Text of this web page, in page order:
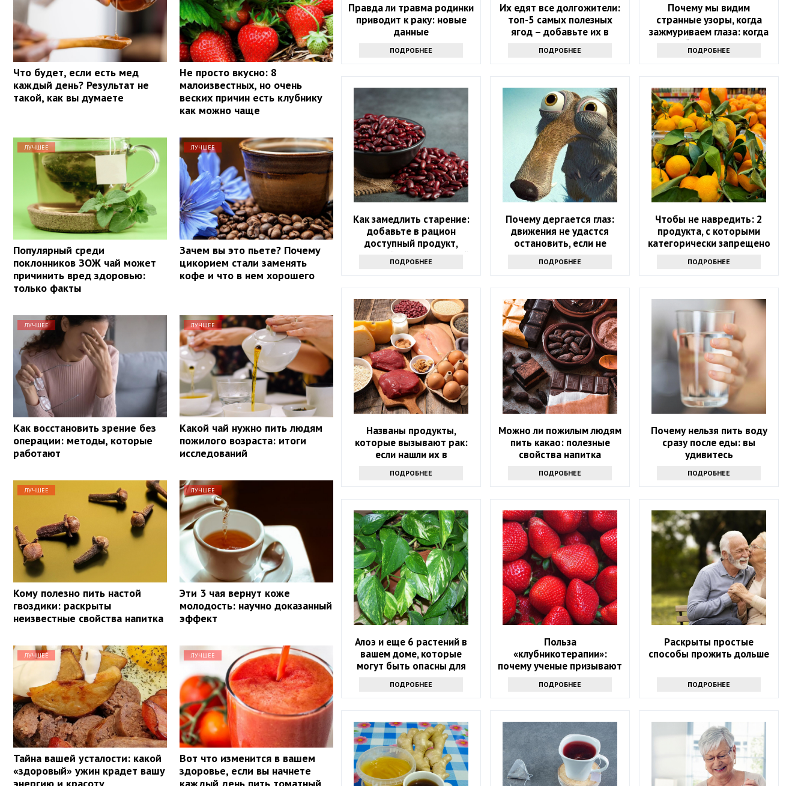
Что будет, если есть мед
каждый день? Результат не
такой, как вы думаете
Не просто вкусно: 8
малоизвестных, но очень
веских причин есть клубнику
как можно чаще
ЛУЧШЕЕ
Популярный среди
поклонников ЗОЖ чай может
причинить вред здоровью:
только факты
ЛУЧШЕЕ
Зачем вы это пьете? Почему
цикорием стали заменять
кофе и что в нем хорошего
ЛУЧШЕЕ
Как восстановить зрение без
операции: методы, которые
работают
ЛУЧШЕЕ
Какой чай нужно пить людям
пожилого возраста: итоги
исследований
ЛУЧШЕЕ
Кому полезно пить настой
гвоздики: раскрыты
неизвестные свойства напитка
ЛУЧШЕЕ
Эти 3 чая вернут коже
молодость: научно доказанный
эффект
ЛУЧШЕЕ
Тайна вашей усталости: какой
«здоровый» ужин крадет вашу
энергию и красоту
ЛУЧШЕЕ
Вот что изменится в вашем
здоровье, если вы начнете
каждый день пить томатный
Правда ли травма родинки
приводит к раку: новые
данные
ПОДРОБНЕЕ
Их едят все долгожители:
топ-5 самых полезных
ягод – добавьте их в
ПОДРОБНЕЕ
Почему мы видим
странные узоры, когда
зажмуриваем глаза: когда
стоит обратиться к врачу
ПОДРОБНЕЕ
Как замедлить старение:
добавьте в рацион
доступный продукт,
который есть на каждой
кухне
ПОДРОБНЕЕ
Почему дергается глаз:
движения не удастся
остановить, если не
ПОДРОБНЕЕ
Чтобы не навредить: 2
продукта, с которыми
категорически запрещено
ПОДРОБНЕЕ
Названы продукты,
которые вызывают рак:
если нашли их в
выбрасывайте
ПОДРОБНЕЕ
Можно ли пожилым людям
пить какао: полезные
свойства напитка
ПОДРОБНЕЕ
Почему нельзя пить воду
сразу после еды: вы
удивитесь
ПОДРОБНЕЕ
Алоэ и еще 6 растений в
вашем доме, которые
могут быть опасны для
ПОДРОБНЕЕ
Польза
«клубникотерапии»:
почему ученые призывают
людей в возрасте 50+
налегать на эту ягоду
ПОДРОБНЕЕ
Раскрыты простые
способы прожить дольше
ПОДРОБНЕЕ